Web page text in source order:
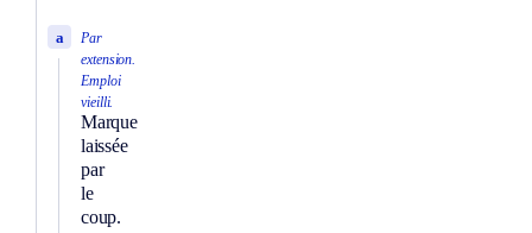
Par
extension.
Emploi
vieilli.
Marque
laissée
par
le
coup.
a